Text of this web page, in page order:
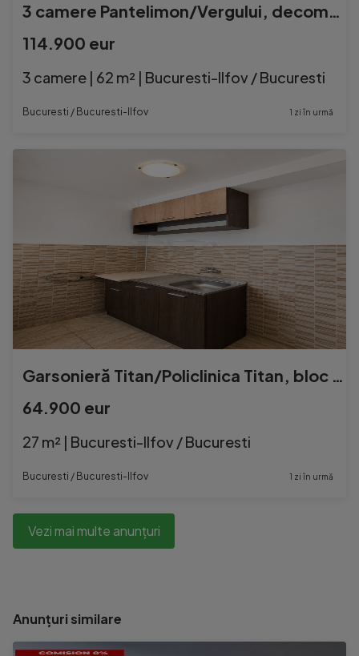
3 camere Pantelimon/Vergului, decomandat, 68 mp, reabilitat
114.900 eur
3 camere | 62 m² | Bucuresti-Ilfov / Bucuresti
Bucuresti / Bucuresti-Ilfov 1 zi în urmă
Garsonieră Titan/Policlinica Titan, bloc mixt, 30 mp, et. 4
64.900 eur
27 m² | Bucuresti-Ilfov / Bucuresti
Bucuresti / Bucuresti-Ilfov 1 zi în urmă
Vezi mai multe anunțuri
Anunțuri similare